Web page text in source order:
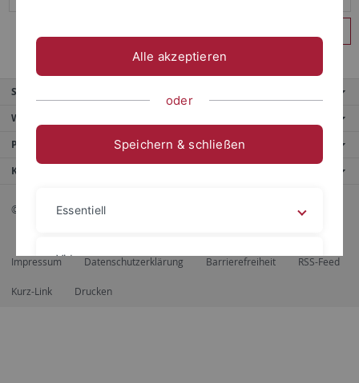
Service
Weitere Angebote
Portale
Kontaktinfo
© 2026 Eberhard Karls Universität Tübingen, Tübingen
Impressum Datenschutzerklärung Barrierefreiheit RSS-Feed
Kurz-Link Drucken
Alle akzeptieren
oder
Speichern & schließen
Essentiell
Videos